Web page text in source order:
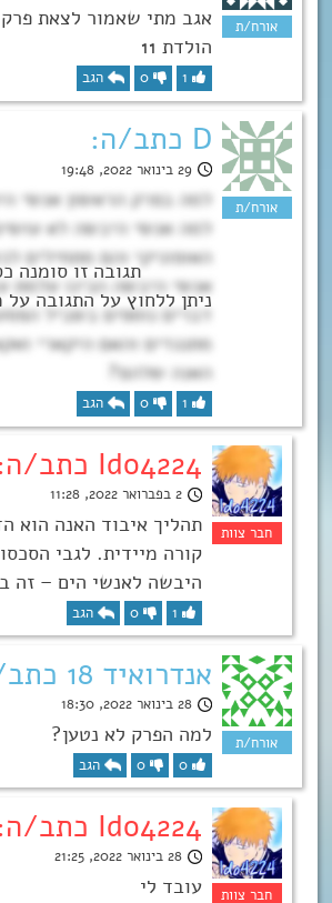
הולדת 11
1
0 הגב
D כתב/ה:
29 בינואר 2022, 19:48
למה בפרק הראשון אנשי
למה אנשי היבשה לא
האופוניקי והם מתחילים
אנשי היבשה הכינו עלמת
דברים נוספים בשביל
מתנגדים והאם היקארי
האנה שלהם?
1
0 הגב
Ido4224 כתב/ה:
2 בפברואר 2022, 11:28
תהליך איבוד האנה הוא
קורה מיידית. לגבי
היבשה לאנשי הים – זה
1
0 הגב
אנדרואיד 18 כתב/ה:
28 בינואר 2022, 18:30
למה הפרק לא נטען?
0
0 הגב
Ido4224 כתב/ה:
28 בינואר 2022, 21:25
עובד לי